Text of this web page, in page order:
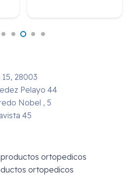
28003
Pelayo 44
Nobel , 5
45
ortopedicos
ortopedicos